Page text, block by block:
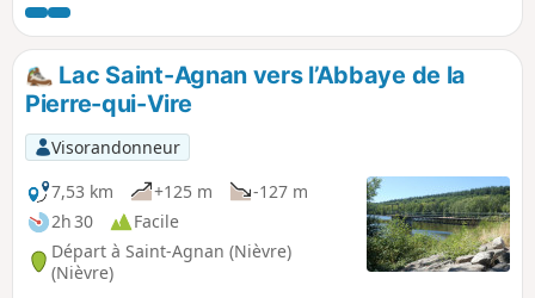
que le nom, mais, parfois, il semble bien
que l'on soit très loin du monde
urbanisé.Lac Saint-Agnan vers l’Abbaye de la
Pierre-qui-Vire
Visorandonneur
7,53 km
+125 m
-127 m
2h 30
Facile
Départ à Saint-Agnan (Nièvre)
(Nièvre)